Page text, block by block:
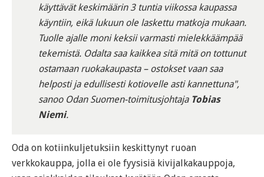
käyttävät keskimäärin 3 tuntia viikossa kaupassa
käyntiin, eikä lukuun ole laskettu matkoja mukaan.
Tuolle ajalle moni keksii varmasti mielekkäämpää
tekemistä. Odalta saa kaikkea sitä mitä on tottunut
ostamaan ruokakaupasta – ostokset vaan saa
helposti ja edullisesti kotiovelle asti kannettuna",
sanoo Odan Suomen-toimitusjohtaja Tobias
Niemi.
Oda on kotiinkuljetuksiin keskittynyt ruoan
verkkokauppa, jolla ei ole fyysisiä kivijalkakauppoja,